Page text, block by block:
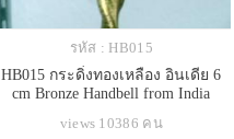
รหัส : HB015
HB015 กระดิ่งทองเหลือง อินเดีย 6
cm Bronze Handbell from India
views 10386 คน